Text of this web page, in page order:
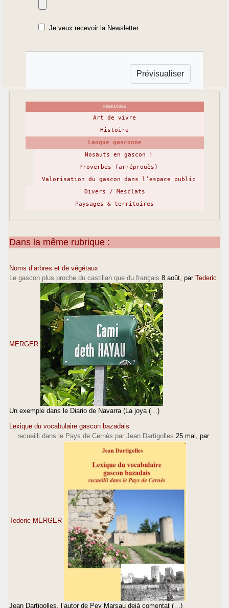
Je veux recevoir la Newsletter
RUBRIQUES
Art de vivre
Histoire
Langue gasconne
Nosauts en gascon !
Proverbes (arréprouès)
Valorisation du gascon dans l’espace public
Divers / Mesclats
Paysages & territoires
Dans la même rubrique :
Noms d’arbres et de végétaux
Le gascon plus proche du castillan que du français 8 août , par Tederic
MERGER
Un exemple dans le Diario de Navarra (La joya (…)
Lexique du vocabulaire gascon bazadais
... recueilli dans le Pays de Cernès par Jean Dartigolles 25 mai , par
Tederic MERGER
Jean Dartigolles, l’autor de Pey Marsau dejà comentat (…)